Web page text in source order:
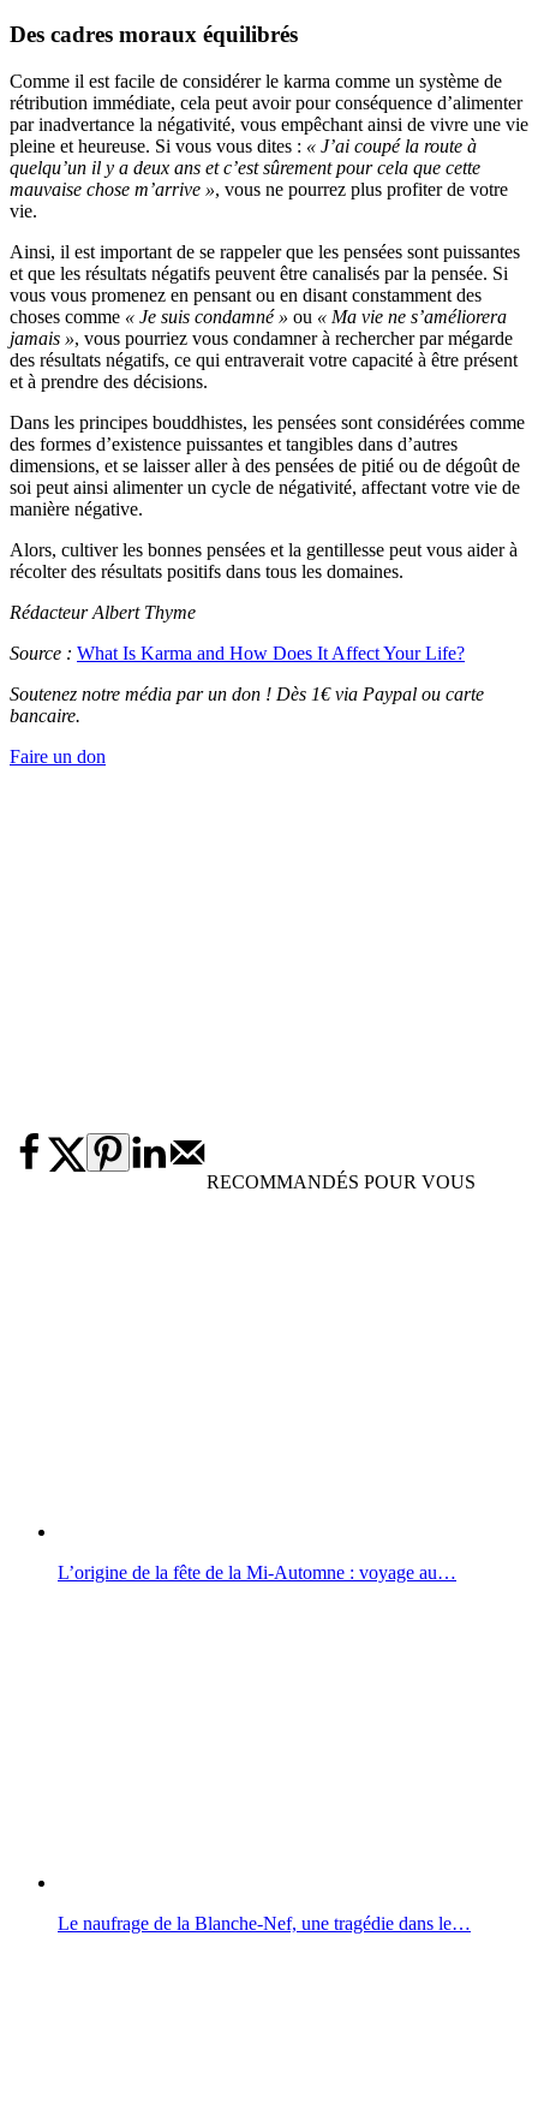
Des cadres moraux équilibrés
Comme il est facile de considérer le karma comme un système de
rétribution immédiate, cela peut avoir pour conséquence d’alimenter
par inadvertance la négativité, vous empêchant ainsi de vivre une vie
pleine et heureuse. Si vous vous dites : « J’ai coupé la route à
quelqu’un il y a deux ans et c’est sûrement pour cela que cette
mauvaise chose m’arrive », vous ne pourrez plus profiter de votre
vie.
Ainsi, il est important de se rappeler que les pensées sont puissantes
et que les résultats négatifs peuvent être canalisés par la pensée. Si
vous vous promenez en pensant ou en disant constamment des
choses comme « Je suis condamné » ou « Ma vie ne s’améliorera
jamais », vous pourriez vous condamner à rechercher par mégarde
des résultats négatifs, ce qui entraverait votre capacité à être présent
et à prendre des décisions.
Dans les principes bouddhistes, les pensées sont considérées comme
des formes d’existence puissantes et tangibles dans d’autres
dimensions, et se laisser aller à des pensées de pitié ou de dégoût de
soi peut ainsi alimenter un cycle de négativité, affectant votre vie de
manière négative.
Alors, cultiver les bonnes pensées et la gentillesse peut vous aider à
récolter des résultats positifs dans tous les domaines.
Rédacteur Albert Thyme
Source : What Is Karma and How Does It Affect Your Life?
Soutenez notre média par un don ! Dès 1€ via Paypal ou carte
bancaire.
Faire un don
RECOMMANDÉS POUR VOUS
L’origine de la fête de la Mi-Automne : voyage au…
Le naufrage de la Blanche-Nef, une tragédie dans le…